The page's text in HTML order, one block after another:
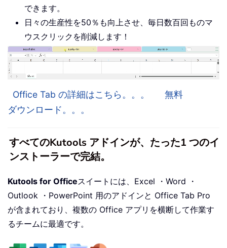
できます。
日々の生産性を50％も向上させ、毎日数百回ものマ
ウスクリックを削減します！
Office Tab の詳細はこちら。。。
無料
ダウンロード。。。
すべてのKutools アドインが、たった1 つのイ
ンストーラーで完結。
Kutools for Officeスイートには、Excel ・Word ・
Outlook ・PowerPoint 用のアドインと Office Tab Pro
が含まれており、複数の Office アプリを横断して作業す
るチームに最適です。